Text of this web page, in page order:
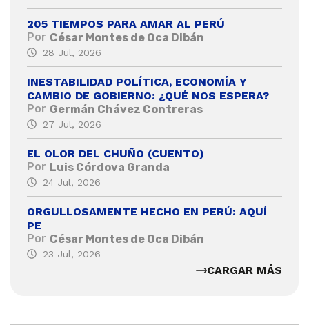
205 TIEMPOS PARA AMAR AL PERÚ
Por César Montes de Oca Dibán
28 Jul, 2026
INESTABILIDAD POLÍTICA, ECONOMÍA Y
CAMBIO DE GOBIERNO: ¿QUÉ NOS ESPERA?
Por Germán Chávez Contreras
27 Jul, 2026
EL OLOR DEL CHUÑO (CUENTO)
Por Luis Córdova Granda
24 Jul, 2026
ORGULLOSAMENTE HECHO EN PERÚ: AQUÍ
PE
Por César Montes de Oca Dibán
23 Jul, 2026
CARGAR MÁS